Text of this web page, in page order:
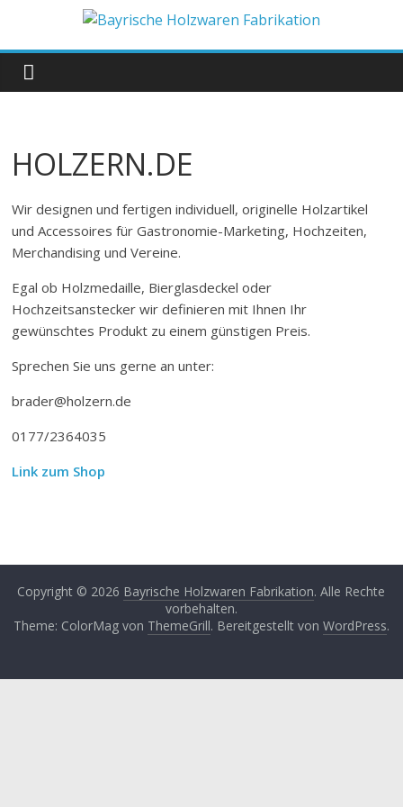
springen
Bayrische
Holzwaren
Fabrikation
HOLZERN.DE
Wir designen und fertigen individuell, originelle Holzartikel
und Accessoires für Gastronomie-Marketing, Hochzeiten,
Merchandising und Vereine.
Egal ob Holzmedaille, Bierglasdeckel oder
Hochzeitsanstecker wir definieren mit Ihnen Ihr
gewünschtes Produkt zu einem günstigen Preis.
Sprechen Sie uns gerne an unter:
brader@holzern.de
0177/2364035
Link zum Shop
Copyright © 2026 Bayrische Holzwaren Fabrikation. Alle Rechte
vorbehalten.
Theme: ColorMag von ThemeGrill. Bereitgestellt von WordPress.